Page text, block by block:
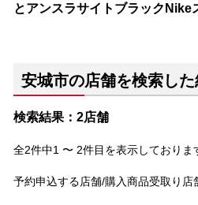
とアンスラサイトブラックNike
安城市の店舗を検索し
検索結果：2店舗
全2件中1 〜 2件目を表示しておりま
予約申込する店舗/購入商品受取り店